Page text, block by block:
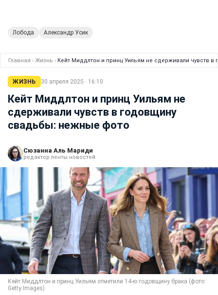
Лобода Александр Усик
Главная › Жизнь › Кейт Миддлтон и принц Уильям не сдерживали чувств
ЖИЗНЬ 30 апреля 2025 · 16:10
Кейт Миддлтон и принц Уильям не
сдерживали чувств в годовщину
свадьбы: нежные фото
Сюзанна Аль Мариди
редактор ленты новостей
Кейт Миддлтон и принц Уильям отметили 14-ю годовщину брака (фото:
Getty Images)